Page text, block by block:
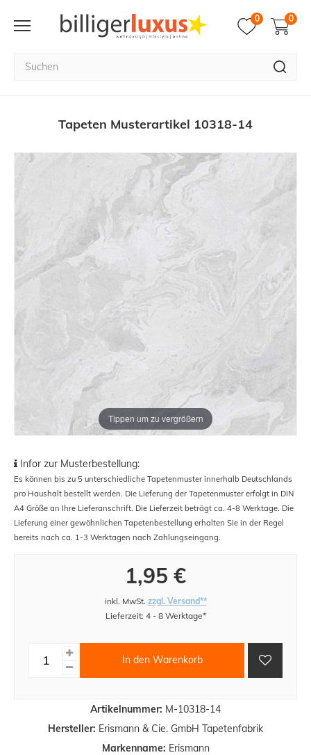
0 0
Tapeten Musterartikel 10318-14
Tippen um zu vergrößern
Artikelnummer: M-10318-14
Hersteller: Erismann & Cie. GmbH Tapetenfabrik
Markenname: Erismann
Infor zur Musterbestellung:
Es können bis zu 5 unterschiedliche Tapetenmuster innerhalb Deutschlands
pro Haushalt bestellt werden. Die Lieferung der Tapetenmuster erfolgt in DIN
A4 Größe an Ihre Lieferanschrift. Die Lieferzeit beträgt ca. 4-8 Werktage. Die
Lieferung einer gewöhnlichen Tapetenbestellung erhalten Sie in der Regel
bereits nach ca. 1-3 Werktagen nach Zahlungseingang.
1,95 €
inkl. MwSt. zzgl. Versand**
Lieferzeit: 4 - 8 Werktage*
In den Warenkorb